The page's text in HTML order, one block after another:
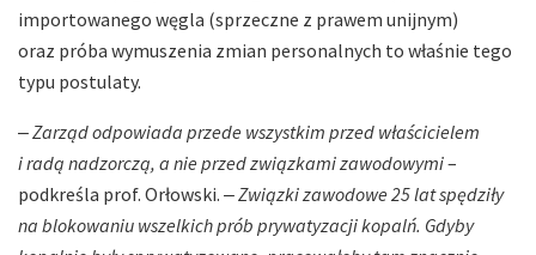
importowanego węgla (sprzeczne z prawem unijnym)
oraz próba wymuszenia zmian personalnych to właśnie tego
typu postulaty.
‒Zarząd odpowiada przede wszystkim przed właścicielem
i radą nadzorczą, a nie przed związkami zawodowymi–
podkreśla prof. Orłowski. ‒Związki zawodowe 25 lat spędziły
na blokowaniu wszelkich prób prywatyzacji kopalń. Gdyby